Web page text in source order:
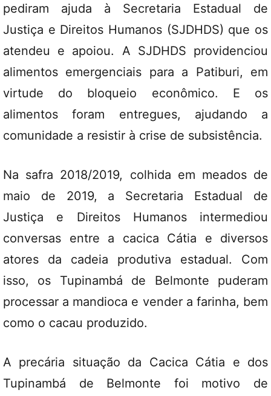
pediram ajuda à Secretaria Estadual de
Justiça e Direitos Humanos (SJDHDS) que os
atendeu e apoiou. A SJDHDS providenciou
alimentos emergenciais para a Patiburi, em
virtude do bloqueio econômico. E os
alimentos foram entregues, ajudando a
comunidade a resistir à crise de subsistência.
Na safra 2018/2019, colhida em meados de
maio de 2019, a Secretaria Estadual de
Justiça e Direitos Humanos intermediou
conversas entre a cacica Cátia e diversos
atores da cadeia produtiva estadual. Com
isso, os Tupinambá de Belmonte puderam
processar a mandioca e vender a farinha, bem
como o cacau produzido.
A precária situação da Cacica Cátia e dos
Tupinambá de Belmonte foi motivo de